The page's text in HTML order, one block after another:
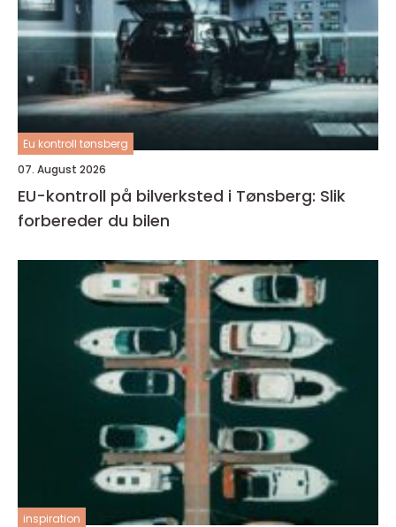
Eu kontroll tønsberg
07. August 2026
EU-kontroll på bilverksted i Tønsberg: Slik
forbereder du bilen
inspiration